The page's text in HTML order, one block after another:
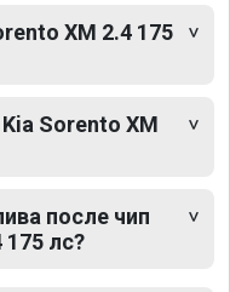
XM 2.4 175
Sorento XM
после чип
лс?